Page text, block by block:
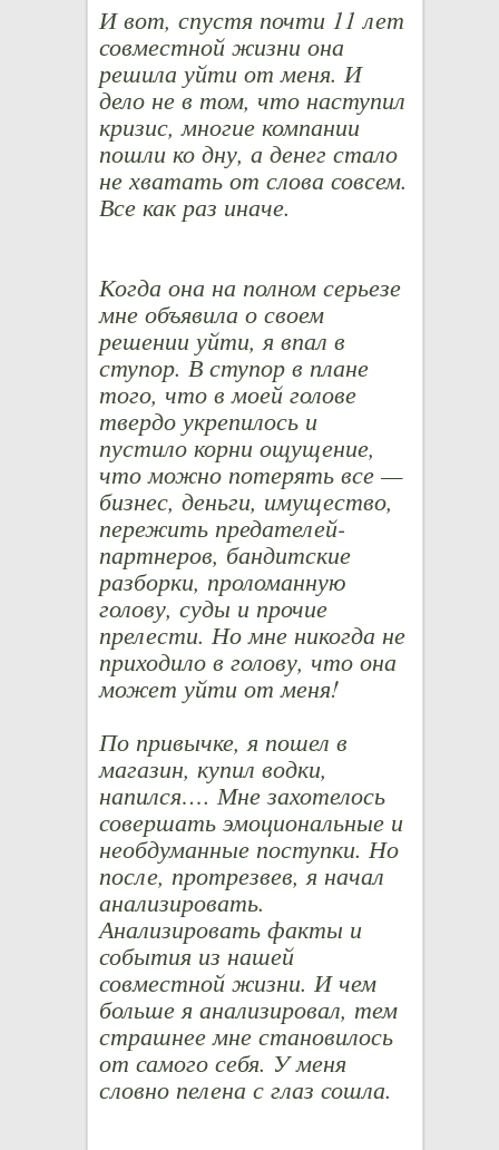
И вот, спустя почти 11 лет
совместной жизни она
решила уйти от меня. И
дело не в том, что наступил
кризис, многие компании
пошли ко дну, а денег стало
не хватать от слова совсем.
Все как раз иначе.
Когда она на полном серьезе
мне объявила о своем
решении уйти, я впал в
ступор. В ступор в плане
того, что в моей голове
твердо укрепилось и
пустило корни ощущение,
что можно потерять все —
бизнес, деньги, имущество,
пережить предателей-
партнеров, бандитские
разборки, проломанную
голову, суды и прочие
прелести. Но мне никогда не
приходило в голову, что она
может уйти от меня!
По привычке, я пошел в
магазин, купил водки,
напился…. Мне захотелось
совершать эмоциональные и
необдуманные поступки. Но
после, протрезвев, я начал
анализировать.
Анализировать факты и
события из нашей
совместной жизни. И чем
больше я анализировал, тем
страшнее мне становилось
от самого себя. У меня
словно пелена с глаз сошла.